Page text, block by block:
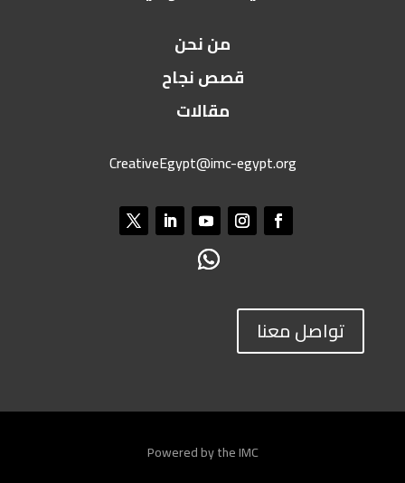
من نحن
قصص نجاح
مقالات
CreativeEgypt@imc-egypt.org
تواصل معنا
Powered by the IMC